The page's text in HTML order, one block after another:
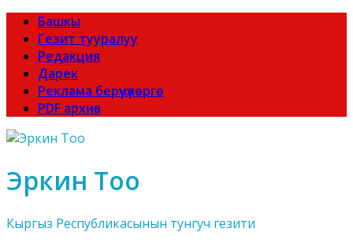
Башкы
Гезит тууралуу
Редакция
Дарек
Реклама берүүчүлөргө
PDF архив
Эркин Тоо
Кыргыз Республикасынын тунгуч гезити